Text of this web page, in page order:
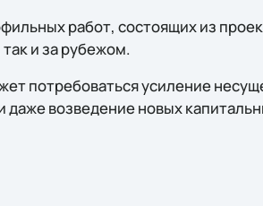
работ, состоящих из
и за рубежом.
потребоваться усиление
возведение новых